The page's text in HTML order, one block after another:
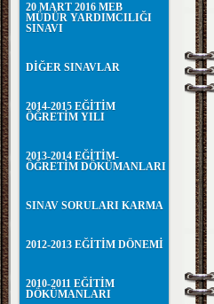
20 MART 2016 MEB
MÜDÜR YARDIMCILIĞI
SINAVI
DİĞER SINAVLAR
2014-2015 EĞİTİM
ÖĞRETİM YILI
2013-2014 EĞİTİM-
ÖĞRETİM DÖKÜMANLARI
SINAV SORULARI KARMA
2012-2013 EĞİTİM DÖNEMİ
2010-2011 EĞİTİM
DÖKÜMANLARI